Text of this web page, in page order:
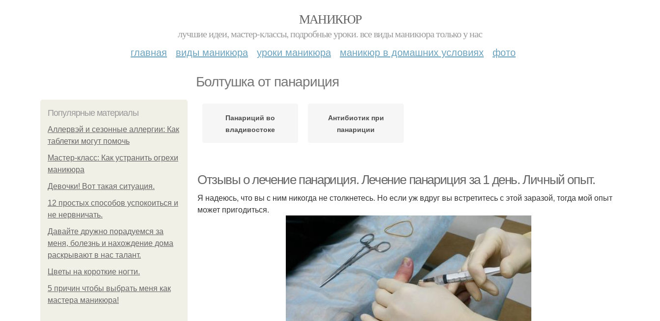
МАНИКЮР
лучшие идеи, мастер-классы, подробные уроки. все виды маникюра только у нас
главная виды маникюра уроки маникюра маникюр в домашних условиях фото
Болтушка от панариция
Популярные материалы
Аллервэй и сезонные аллергии: Как
таблетки могут помочь
Мастер-класс: Как устранить огрехи
маникюра
Девочки! Вот такая ситуация.
12 простых способов успокоиться и
не нервничать.
Давайте дружно порадуемся за
меня, болезнь и нахождение дома
раскрывают в нас талант.
Цветы на короткие ногти.
5 причин чтобы выбрать меня как
мастера маникюра!
Панариций во
владивостоке
Антибиотик при
панариции
Отзывы о лечение панариция. Лечение панариция за 1 день. Личный опыт.
Я надеюсь, что вы с ним никогда не столкнетесь. Но если уж вдруг вы встретитесь с этой заразой, тогда мой опыт
может пригодиться.